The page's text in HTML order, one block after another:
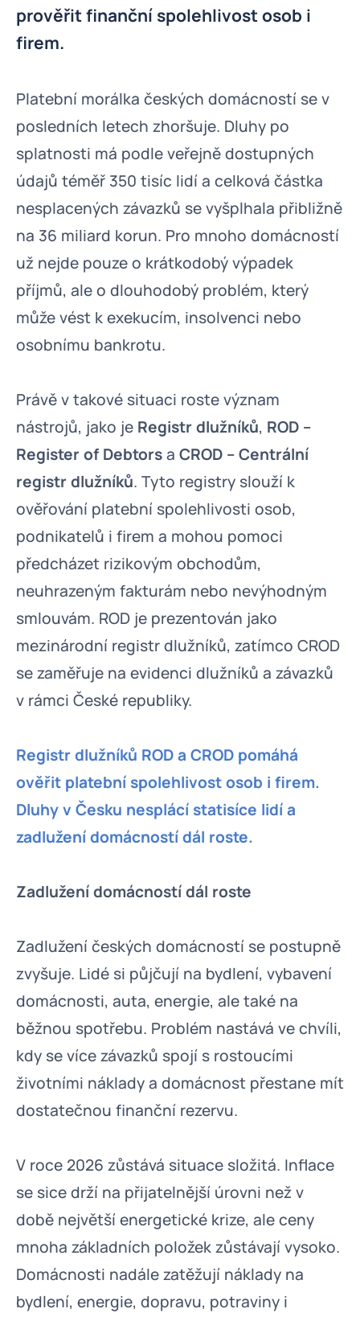
prověřit finanční spolehlivost osob i
firem.
Platební morálka českých domácností se v
posledních letech zhoršuje. Dluhy po
splatnosti má podle veřejně dostupných
údajů téměř 350 tisíc lidí a celková částka
nesplacených závazků se vyšplhala přibližně
na 36 miliard korun. Pro mnoho domácností
už nejde pouze o krátkodobý výpadek
příjmů, ale o dlouhodobý problém, který
může vést k exekucím, insolvenci nebo
osobnímu bankrotu.
Právě v takové situaci roste význam
nástrojů, jako je Registr dlužníků, ROD –
Register of Debtorsa CROD – Centrální
registr dlužníků. Tyto registry slouží k
ověřování platební spolehlivosti osob,
podnikatelů i firem a mohou pomoci
předcházet rizikovým obchodům,
neuhrazeným fakturám nebo nevýhodným
smlouvám. ROD je prezentován jako
mezinárodní registr dlužníků, zatímco CROD
se zaměřuje na evidenci dlužníků a závazků
v rámci České republiky.
Registr dlužníků ROD a CROD pomáhá
ověřit platební spolehlivost osob i firem.
Dluhy v Česku nesplácí statisíce lidí a
zadlužení domácností dál roste.
Zadlužení domácností dál roste
Zadlužení českých domácností se postupně
zvyšuje. Lidé si půjčují na bydlení, vybavení
domácnosti, auta, energie, ale také na
běžnou spotřebu. Problém nastává ve chvíli,
kdy se více závazků spojí s rostoucími
životními náklady a domácnost přestane mít
dostatečnou finanční rezervu.
V roce 2026 zůstává situace složitá. Inflace
se sice drží na přijatelnější úrovni než v
době největší energetické krize, ale ceny
mnoha základních položek zůstávají vysoko.
Domácnosti nadále zatěžují náklady na
bydlení, energie, dopravu, potraviny i